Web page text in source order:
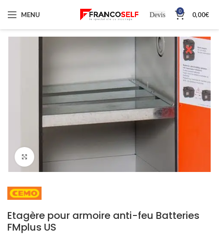
MENU Devis 0 0,00€
Cliquez pour agrandir
Etagère pour armoire anti-feu Batteries
FMplus US